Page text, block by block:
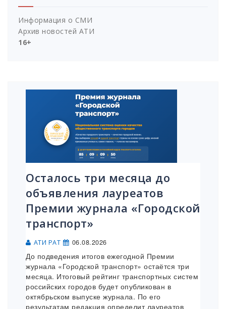
Информация о СМИ
Архив новостей АТИ
16+
Осталось три месяца до
объявления лауреатов
Премии журнала «Городской
транспорт»
АТИ РАТ 06.08.2026
До подведения итогов ежегодной Премии
журнала «Городской транспорт» остаётся три
месяца. Итоговый рейтинг транспортных систем
российских городов будет опубликован в
октябрьском выпуске журнала. По его
результатам редакция определит лауреатов